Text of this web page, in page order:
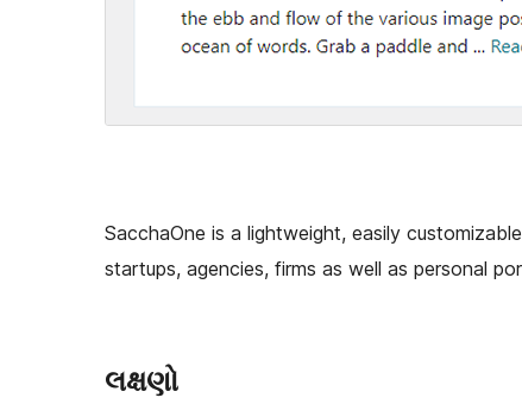
SacchaOne is a lightweight, easily
startups, agencies, firms as well as personal
લક્ષણો